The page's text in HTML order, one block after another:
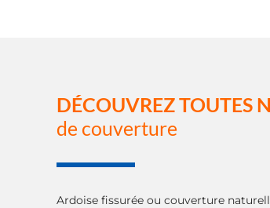
DÉCOUVREZ TOUTES
de couverture
Ardoise fissurée ou couverture